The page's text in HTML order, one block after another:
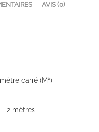
AVIS (0)
carré (M²)
2 mètres